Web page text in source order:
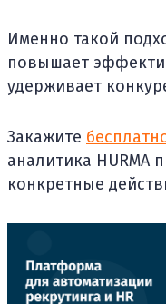
Именно такой
повышает
удерживает
Закажите
аналитика
конкретные